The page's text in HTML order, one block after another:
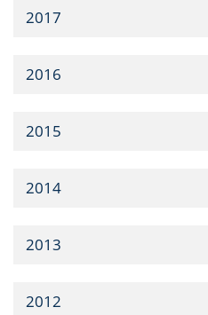
2017
2016
2015
2014
2013
2012